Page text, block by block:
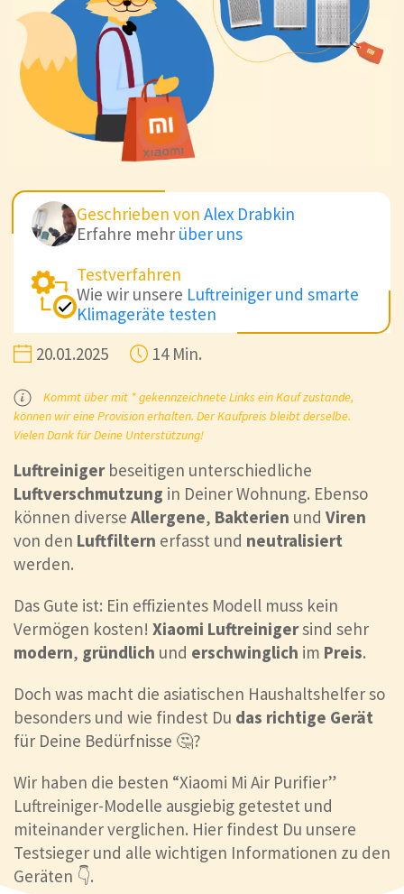
Geschrieben von Alex Drabkin
Erfahre mehr über uns
Testverfahren
Wie wir unsere Luftreiniger und smarte
Klimageräte testen
20.01.2025
14 Min.
Kommt über mit * gekennzeichnete Links ein Kauf zustande,
können wir eine Provision erhalten. Der Kaufpreis bleibt derselbe.
Vielen Dank für Deine Unterstützung!
Luftreiniger beseitigen unterschiedliche
Luftverschmutzung in Deiner Wohnung. Ebenso
können diverse Allergene, Bakterien und Viren
von den Luftfiltern erfasst und neutralisiert
werden.
Das Gute ist: Ein effizientes Modell muss kein
Vermögen kosten! Xiaomi Luftreinigersind sehr
modern, gründlich und erschwinglich im Preis.
Doch was macht die asiatischen Haushaltshelfer so
besonders und wie findest Du das richtige Gerät
für Deine Bedürfnisse 🤔?
Wir haben die besten “Xiaomi Mi Air Purifier”
Luftreiniger-Modelle ausgiebig getestet und
miteinander verglichen. Hier findest Du unsere
Testsieger und alle wichtigen Informationen zu den
Geräten 👇.